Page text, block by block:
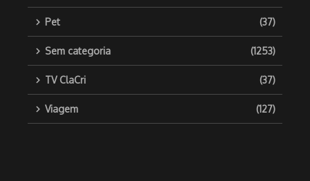
Pet (37)
Sem categoria (1253)
TV ClaCri (37)
Viagem (127)